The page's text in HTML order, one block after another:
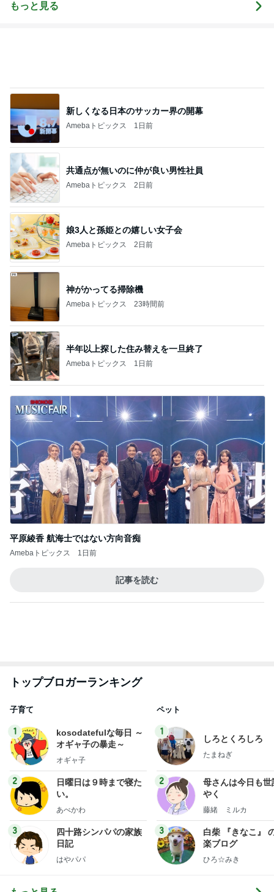
もっと見る
共通点が無いのに仲が良い男性社員
Amebaトピックス 2日前
娘3人と孫姫との嬉しい女子会
Amebaトピックス 2日前
神がかってる掃除機
Amebaトピックス 23時間前
半年以上探した住み替えを一旦終了
Amebaトピックス 1日前
平原綾香 航海士ではない方向音痴
Amebaトピックス 1日前
記事を読む
3
はやパパ
3
ひろ☆みき
もっと見る
オフィシャルブロガーランキング
総合ランキング すべて見る
2 3